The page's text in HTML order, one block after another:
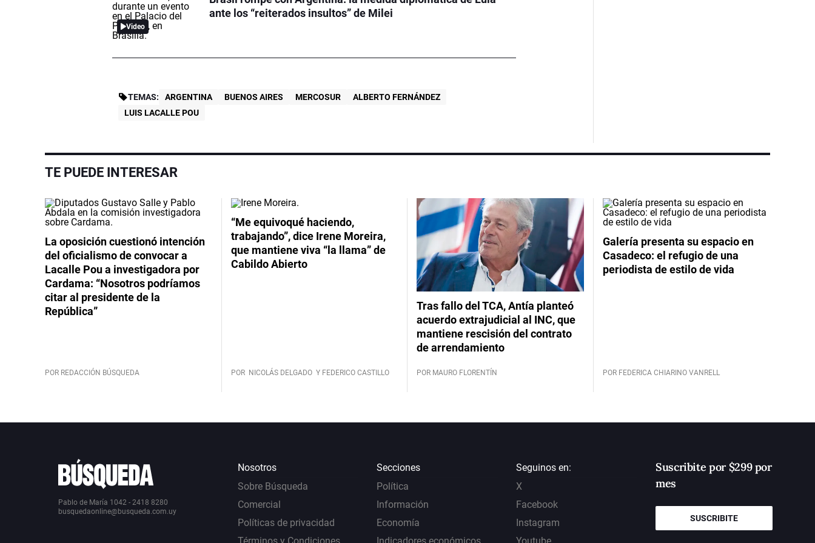
Video
ante los “reiterados insultos” de Milei
TEMAS: ARGENTINA BUENOS AIRES MERCOSUR
ALBERTO FERNÁNDEZ
LUIS LACALLE POU
TE PUEDE INTERESAR
La oposición cuestionó intención
del oficialismo de convocar a
Lacalle Pou a investigadora por
Cardama: “Nosotros podríamos
citar al presidente de la
República”
POR REDACCIÓN BÚSQUEDA
“Me equivoqué haciendo,
trabajando”, dice Irene Moreira,
que mantiene viva “la llama” de
Cabildo Abierto
POR NICOLÁS DELGADO Y FEDERICO CASTILLO
Tras fallo del TCA, Antía planteó
acuerdo extrajudicial al INC, que
mantiene rescisión del contrato
de arrendamiento
POR MAURO FLORENTÍN
Galería presenta su espacio en
Casadeco: el refugio de una
periodista de estilo de vida
POR FEDERICA CHIARINO VANRELL
Pablo de María 1042 - 2418 8280
busquedaonline@busqueda.com.uy
Nosotros
Sobre Búsqueda
Comercial
Políticas de privacidad
Secciones
Política
Información
Economía
Seguinos en:
X
Facebook
Instagram
Suscribite por $299 por
mes
SUSCRIBITE